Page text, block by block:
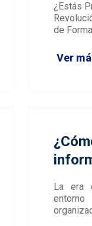
¿Estás
de
Ver
La era